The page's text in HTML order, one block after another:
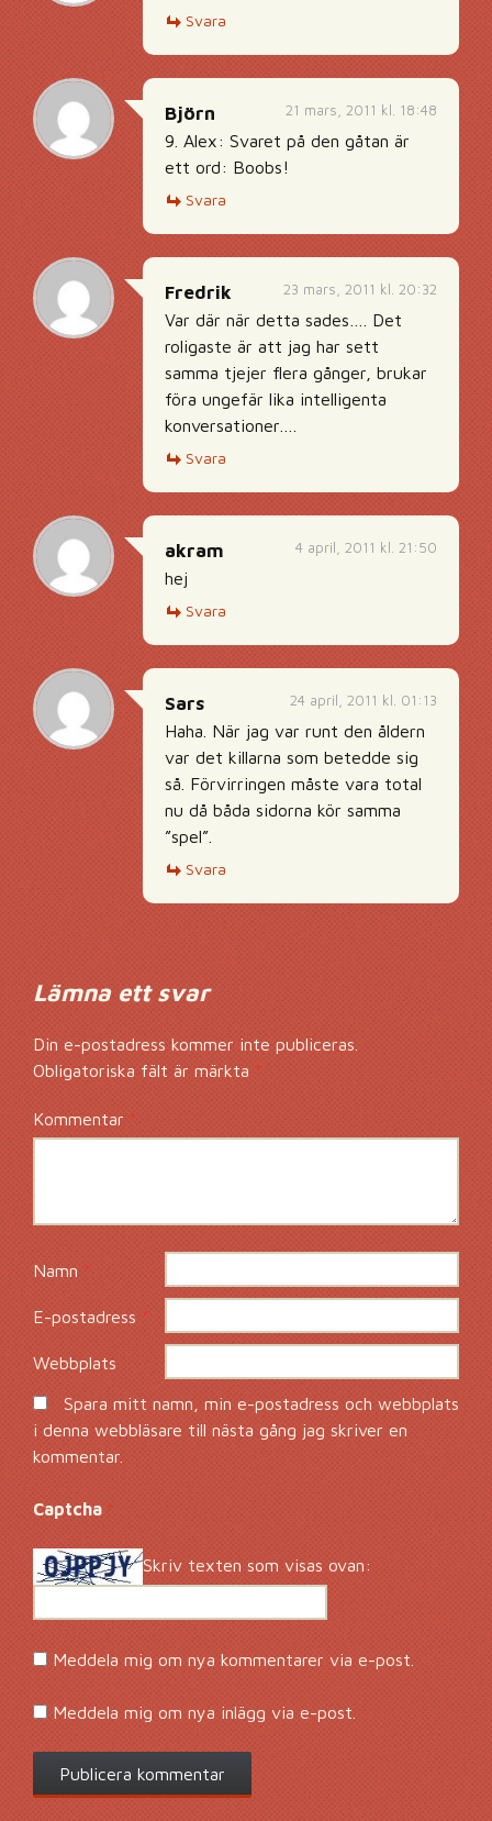
Svara
21 mars, 2011 kl. 18:48
Björn
9. Alex: Svaret på den gåtan är
ett ord: Boobs!
Svara
23 mars, 2011 kl. 20:32
Fredrik
Var där när detta sades…. Det
roligaste är att jag har sett
samma tjejer flera gånger, brukar
föra ungefär lika intelligenta
konversationer….
Svara
4 april, 2011 kl. 21:50
akram
hej
Svara
24 april, 2011 kl. 01:13
Sars
Haha. När jag var runt den åldern
var det killarna som betedde sig
så. Förvirringen måste vara total
nu då båda sidorna kör samma
”spel”.
Svara
Lämna ett svar
Din e-postadress kommer inte publiceras.
Obligatoriska fält är märkta *
Kommentar *
Namn*
E-postadress*
Webbplats
Spara mitt namn, min e-postadress och webbplats
i denna webbläsare till nästa gång jag skriver en
kommentar.
Captcha *
Skriv texten som visas ovan:
Meddela mig om nya kommentarer via e-post.
Meddela mig om nya inlägg via e-post.